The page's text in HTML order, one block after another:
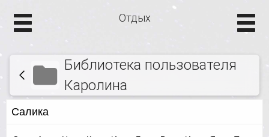
Отдых
Библиотека пользователя
Каролина